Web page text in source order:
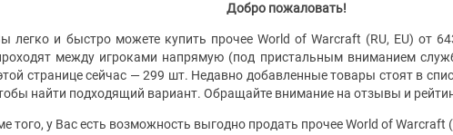
Добро пожаловать!
легко и быстро можете купить прочее World of Warcraft (RU, EU) от
между игроками напрямую (под пристальным вниманием
странице сейчас — 299 шт. Недавно добавленные товары стоят в
найти подходящий вариант. Обращайте внимание на отзывы и
того, у Вас есть возможность выгодно продать прочее World of Warcraft